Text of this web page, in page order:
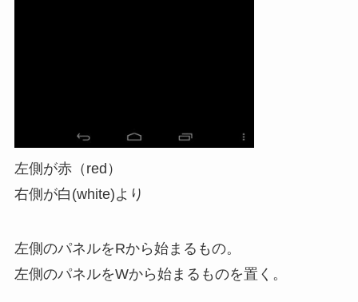
左側が赤（red）
右側が白(white)より
左側のパネルをRから始まるもの。
左側のパネルをWから始まるものを置く。